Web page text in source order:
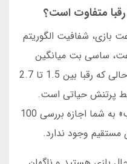
متفاوت است؟
بازی، شفافیت الگوریتم
ساسی بت میانگین
0.8 ثانیه برای هر دور داشت در حالی که رقبا بین 1.5 تا 2.7
پرتنش حیاتی است.
همچنین، دکمه «تاریخچه ضرایب» به شما اجازه بررسی 100
مستقیم وجود ندارد.